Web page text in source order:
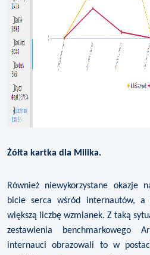
Żółta kartka dla Milika.
Również niewykorzystane okazje
bicie serca wśród internautów,
większą liczbę wzmianek. Z taką
zestawienia benchmarkowego
internauci obrazowali to w